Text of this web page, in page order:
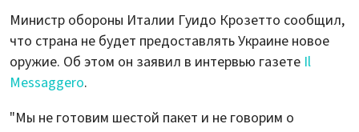
Министр обороны Италии Гуидо Крозетто сообщил,
что страна не будет предоставлять Украине новое
оружие. Об этом он заявил в интервью газете Il
Messaggero.
"Мы не готовим шестой пакет и не говорим о